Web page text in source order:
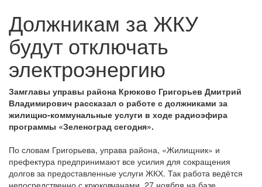
Должникам за ЖКУ
будут отключать
электроэнергию
Замглавы управы района Крюково Григорьев Дмитрий
Владимирович рассказал о работе с должниками за
жилищно-коммунальные услуги в ходе радиоэфира
программы «Зеленоград сегодня».
По словам Григорьева, управа района, «Жилищник» и
префектура предпринимают все усилия для сокращения
долгов за предоставленные услуги ЖКХ. Так работа ведётся
непосредственно с крюковчанами. 27 ноября на базе